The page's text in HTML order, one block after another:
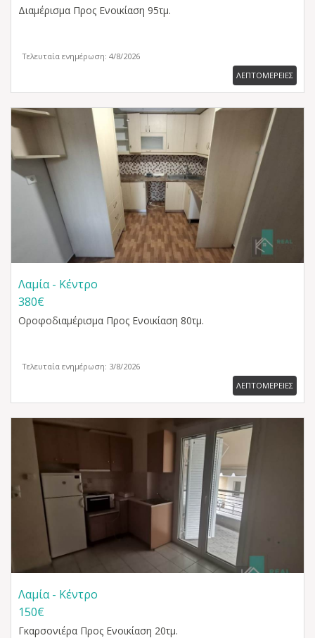
Διαμέρισμα Προς Ενοικίαση 95τμ.
Τελευταία ενημέρωση: 4/8/2026
ΛΕΠΤΟΜΕΡΕΙΕΣ
Λαμία - Κέντρο
380€
Οροφοδιαμέρισμα Προς Ενοικίαση 80τμ.
Τελευταία ενημέρωση: 3/8/2026
ΛΕΠΤΟΜΕΡΕΙΕΣ
Λαμία - Κέντρο
150€
Γκαρσονιέρα Προς Ενοικίαση 20τμ.